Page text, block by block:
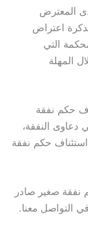
المعترض
اعتراض
التي
المهلة
حكم نفقة
النفقة،
استئناف حكم نفقة
نفقة صغير صادر
التواصل معنا.